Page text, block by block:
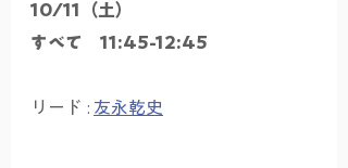
10/11（土）
すべて　11:45-12:45
リード : 友永乾史